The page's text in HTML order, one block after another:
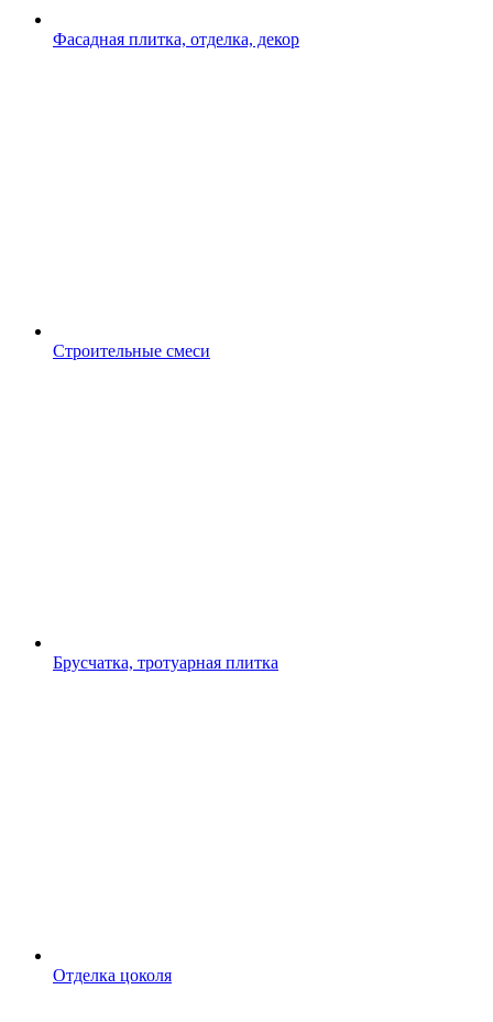
Фасадная плитка, отделка, декор
Строительные смеси
Брусчатка, тротуарная плитка
Отделка цоколя